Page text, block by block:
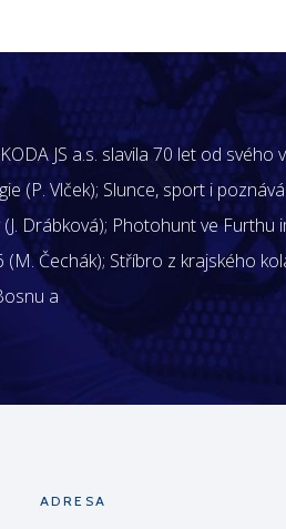
JS a.s. slavila 70 let od svého
(P. Vlček); Slunce, sport i
Drábková); Photohunt ve Furthu
Čechák); Stříbro z krajského
a
ADRESA